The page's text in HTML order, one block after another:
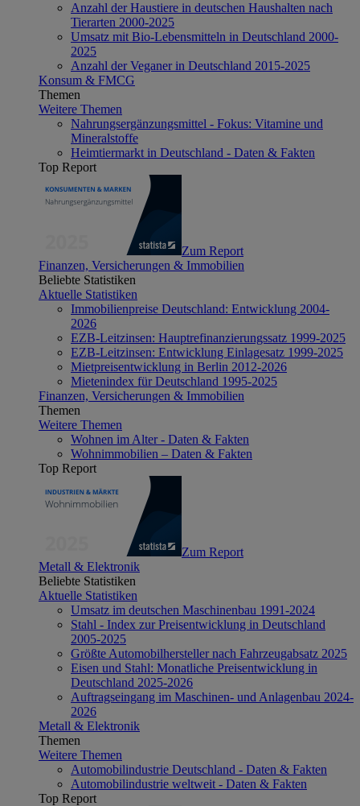
Anzahl der Haustiere in deutschen Haushalten nach
Tierarten 2000-2025
Umsatz mit Bio-Lebensmitteln in Deutschland 2000-
2025
Anzahl der Veganer in Deutschland 2015-2025
Konsum & FMCG
Themen
Weitere Themen
Nahrungsergänzungsmittel - Fokus: Vitamine und
Mineralstoffe
Heimtiermarkt in Deutschland - Daten & Fakten
Top Report
Zum Report
Finanzen, Versicherungen & Immobilien
Beliebte Statistiken
Aktuelle Statistiken
Immobilienpreise Deutschland: Entwicklung 2004-
2026
EZB-Leitzinsen: Hauptrefinanzierungssatz 1999-2025
EZB-Leitzinsen: Entwicklung Einlagesatz 1999-2025
Mietpreisentwicklung in Berlin 2012-2026
Mietenindex für Deutschland 1995-2025
Finanzen, Versicherungen & Immobilien
Themen
Weitere Themen
Wohnen im Alter - Daten & Fakten
Wohnimmobilien – Daten & Fakten
Top Report
Zum Report
Metall & Elektronik
Beliebte Statistiken
Aktuelle Statistiken
Umsatz im deutschen Maschinenbau 1991-2024
Stahl - Index zur Preisentwicklung in Deutschland
2005-2025
Größte Automobilhersteller nach Fahrzeugabsatz 2025
Eisen und Stahl: Monatliche Preisentwicklung in
Deutschland 2025-2026
Auftragseingang im Maschinen- und Anlagenbau 2024-
2026
Metall & Elektronik
Themen
Weitere Themen
Automobilindustrie Deutschland - Daten & Fakten
Automobilindustrie weltweit - Daten & Fakten
Top Report